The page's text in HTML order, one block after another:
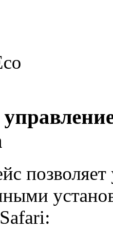
позволяет